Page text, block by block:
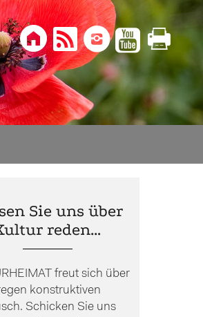
    
Sie uns über
reden…
freut sich über
konstruktiven
Schicken Sie uns